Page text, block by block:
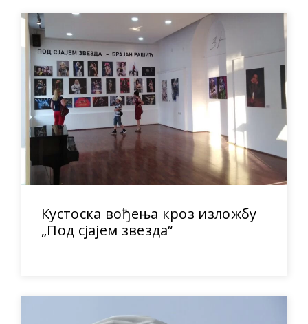
Кустоска вођења кроз изложбу
„Под сјајем звезда“